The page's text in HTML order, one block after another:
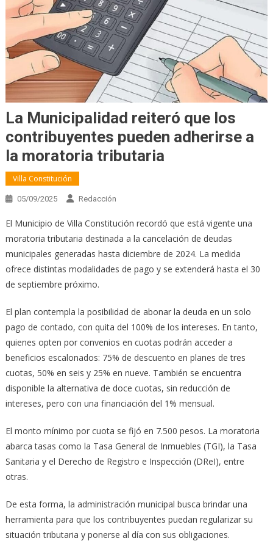
La Municipalidad reiteró que los
contribuyentes pueden adherirse a
la moratoria tributaria
Villa Constitución
05/09/2025 Redacción
El Municipio de Villa Constitución recordó que está vigente una
moratoria tributaria destinada a la cancelación de deudas
municipales generadas hasta diciembre de 2024. La medida
ofrece distintas modalidades de pago y se extenderá hasta el 30
de septiembre próximo.
El plan contempla la posibilidad de abonar la deuda en un solo
pago de contado, con quita del 100% de los intereses. En tanto,
quienes opten por convenios en cuotas podrán acceder a
beneficios escalonados: 75% de descuento en planes de tres
cuotas, 50% en seis y 25% en nueve. También se encuentra
disponible la alternativa de doce cuotas, sin reducción de
intereses, pero con una financiación del 1% mensual.
El monto mínimo por cuota se fijó en 7.500 pesos. La moratoria
abarca tasas como la Tasa General de Inmuebles (TGI), la Tasa
Sanitaria y el Derecho de Registro e Inspección (DReI), entre
otras.
De esta forma, la administración municipal busca brindar una
herramienta para que los contribuyentes puedan regularizar su
situación tributaria y ponerse al día con sus obligaciones.